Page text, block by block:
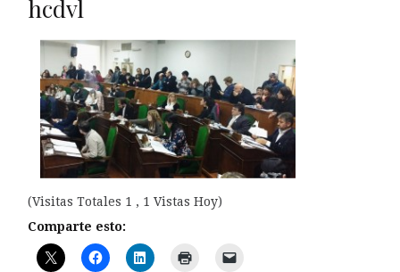
hcdvl
(Visitas Totales 1 , 1 Vistas Hoy)
Comparte esto: